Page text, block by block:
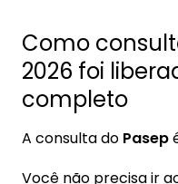
Como
2026 foi
completo
A consulta do Pasep
Você não precisa ir